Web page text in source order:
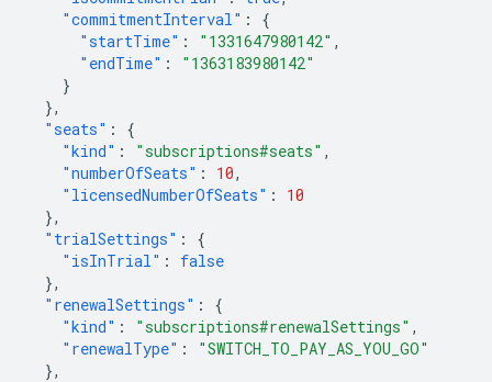
"commitmentInterval" :
{
"startTime" : "1331647980142" ,
"endTime" :
"1363183980142"
}
},
"seats" :
{
"kind" : "subscriptions#seats" ,
"numberOfSeats" : 10,
"licensedNumberOfSeats" :
10
},
"trialSettings" :
{
"isInTrial" :
false
},
"renewalSettings" :
{
"kind" : "subscriptions#renewalSettings" ,
"renewalType" :
"SWITCH_TO_PAY_AS_YOU_GO"
},